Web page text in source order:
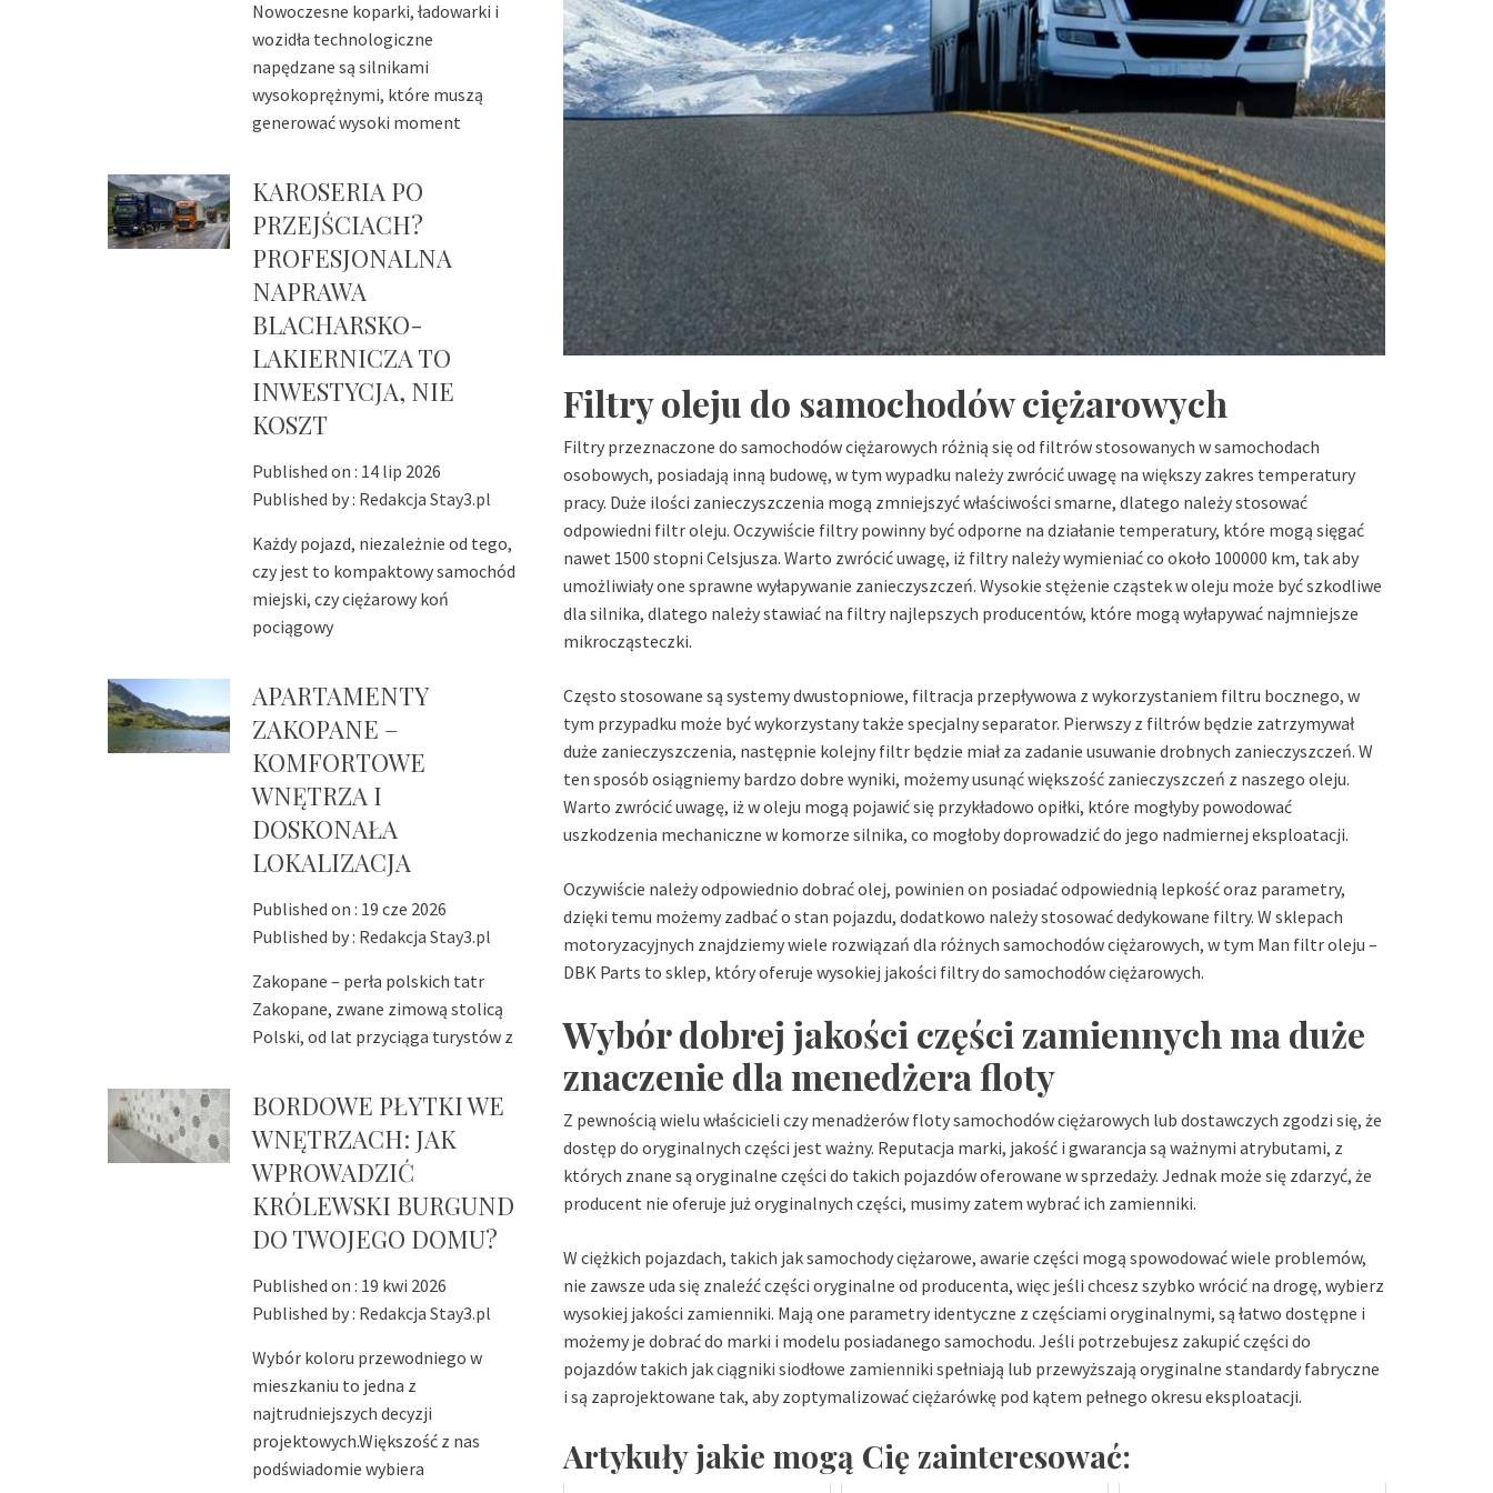
Filtry oleju do samochodów ciężarowych
Filtry przeznaczone do samochodów ciężarowych różnią się od filtrów stosowanych w samochodach
osobowych, posiadają inną budowę, w tym wypadku należy zwrócić uwagę na większy zakres temperatury
pracy. Duże ilości zanieczyszczenia mogą zmniejszyć właściwości smarne, dlatego należy stosować
odpowiedni filtr oleju. Oczywiście filtry powinny być odporne na działanie temperatury, które mogą sięgać
nawet 1500 stopni Celsjusza. Warto zwrócić uwagę, iż filtry należy wymieniać co około 100000 km, tak aby
umożliwiały one sprawne wyłapywanie zanieczyszczeń. Wysokie stężenie cząstek w oleju może być szkodliwe
dla silnika, dlatego należy stawiać na filtry najlepszych producentów, które mogą wyłapywać najmniejsze
mikrocząsteczki.
Często stosowane są systemy dwustopniowe, filtracja przepływowa z wykorzystaniem filtru bocznego, w
tym przypadku może być wykorzystany także specjalny separator. Pierwszy z filtrów będzie zatrzymywał
duże zanieczyszczenia, następnie kolejny filtr będzie miał za zadanie usuwanie drobnych zanieczyszczeń. W
ten sposób osiągniemy bardzo dobre wyniki, możemy usunąć większość zanieczyszczeń z naszego oleju.
Warto zwrócić uwagę, iż w oleju mogą pojawić się przykładowo opiłki, które mogłyby powodować
uszkodzenia mechaniczne w komorze silnika, co mogłoby doprowadzić do jego nadmiernej eksploatacji.
Oczywiście należy odpowiednio dobrać olej, powinien on posiadać odpowiednią lepkość oraz parametry,
dzięki temu możemy zadbać o stan pojazdu, dodatkowo należy stosować dedykowane filtry. W sklepach
motoryzacyjnych znajdziemy wiele rozwiązań dla różnych samochodów ciężarowych, w tym Man filtr oleju –
DBK Parts to sklep, który oferuje wysokiej jakości filtry do samochodów ciężarowych.
Wybór dobrej jakości części zamiennych ma duże
znaczenie dla menedżera floty
Z pewnością wielu właścicieli czy menadżerów floty samochodów ciężarowych lub dostawczych zgodzi się, że
dostęp do oryginalnych części jest ważny. Reputacja marki, jakość i gwarancja są ważnymi atrybutami, z
których znane są oryginalne części do takich pojazdów oferowane w sprzedaży. Jednak może się zdarzyć, że
producent nie oferuje już oryginalnych części, musimy zatem wybrać ich zamienniki.
W ciężkich pojazdach, takich jak samochody ciężarowe, awarie części mogą spowodować wiele problemów,
nie zawsze uda się znaleźć części oryginalne od producenta, więc jeśli chcesz szybko wrócić na drogę, wybierz
wysokiej jakości zamienniki. Mają one parametry identyczne z częściami oryginalnymi, są łatwo dostępne i
możemy je dobrać do marki i modelu posiadanego samochodu. Jeśli potrzebujesz zakupić części do
pojazdów takich jakciągniki siodłowe zamienniki spełniają lub przewyższają oryginalne standardy fabryczne
i są zaprojektowane tak, aby zoptymalizować ciężarówkę pod kątem pełnego okresu eksploatacji.
Artykuły jakie mogą Cię zainteresować:
Nowoczesne koparki, ładowarki i
wozidła technologiczne
napędzane są silnikami
wysokoprężnymi, które muszą
generować wysoki moment
KAROSERIA PO
PRZEJŚCIACH?
PROFESJONALNA
NAPRAWA
BLACHARSKO-
LAKIERNICZA TO
INWESTYCJA, NIE
KOSZT
Published on : 14 lip 2026
Published by : Redakcja Stay3.pl
Każdy pojazd, niezależnie od tego,
czy jest to kompaktowy samochód
miejski, czy ciężarowy koń
pociągowy
APARTAMENTY
ZAKOPANE –
KOMFORTOWE
WNĘTRZA I
DOSKONAŁA
LOKALIZACJA
Published on : 19 cze 2026
Published by : Redakcja Stay3.pl
Zakopane – perła polskich tatr
Zakopane, zwane zimową stolicą
Polski, od lat przyciąga turystów z
BORDOWE PŁYTKI WE
WNĘTRZACH: JAK
WPROWADZIĆ
KRÓLEWSKI BURGUND
DO TWOJEGO DOMU?
Published on : 19 kwi 2026
Published by : Redakcja Stay3.pl
Wybór koloru przewodniego w
mieszkaniu to jedna z
najtrudniejszych decyzji
projektowych.Większość z nas
podświadomie wybiera